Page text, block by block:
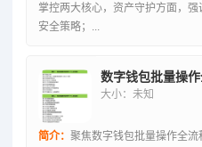
掌控两大核心，资产守护方面，
安全策略；...
大小：未知
简介： 聚焦数字钱包批量操作全